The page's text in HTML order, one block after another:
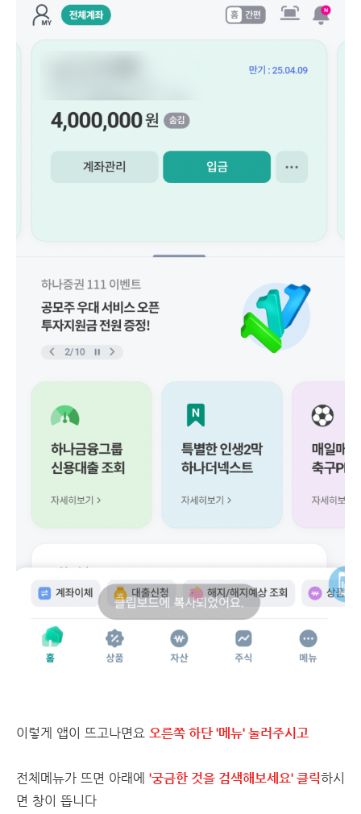
이렇게 앱이 뜨고나면요 오른쪽 하단 '메뉴' 눌러주시고
전체메뉴가 뜨면 아래에 '궁금한 것을 검색해보세요' 클릭하시
면 창이 뜹니다